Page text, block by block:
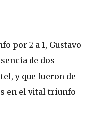
por 2 a 1, Gustavo
de dos
y que fueron de
en el vital triunfo